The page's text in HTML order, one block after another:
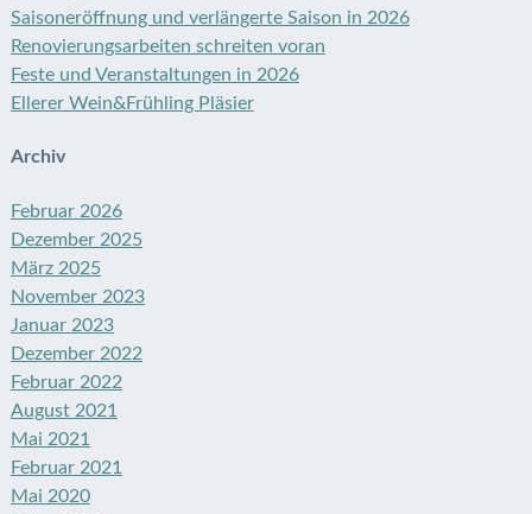
Saisoneröffnung und verlängerte Saison in 2026
Renovierungsarbeiten schreiten voran
Feste und Veranstaltungen in 2026
Ellerer Wein&Frühling Pläsier
Archiv
Februar 2026
Dezember 2025
März 2025
November 2023
Januar 2023
Dezember 2022
Februar 2022
August 2021
Mai 2021
Februar 2021
Mai 2020